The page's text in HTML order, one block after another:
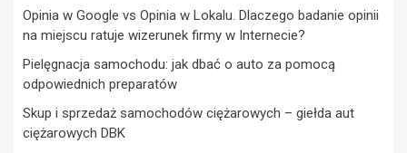
Opinia w Google vs Opinia w Lokalu. Dlaczego badanie opinii
na miejscu ratuje wizerunek firmy w Internecie?
Pielęgnacja samochodu: jak dbać o auto za pomocą
odpowiednich preparatów
Skup i sprzedaż samochodów ciężarowych – giełda aut
ciężarowych DBK